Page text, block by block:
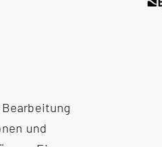
und